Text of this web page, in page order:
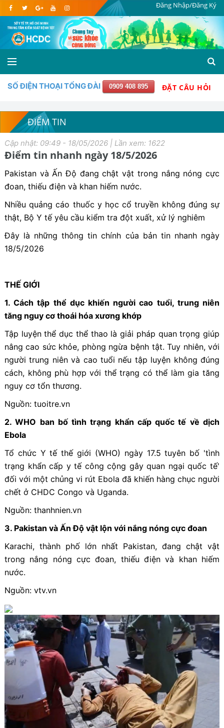
Đăng Nhập/Đăng Ký
SỐ ĐIỆN THOẠI TỔNG ĐÀI 0909 408 895 ĐẶT CÂU HỎI
ĐIỂM TIN
Cập nhật: 09:49 - 18/05/2026 | Lần xem: 1622
Điểm tin nhanh ngày 18/5/2026
Pakistan và Ấn Độ đang chật vật trong nắng nóng cực
đoan, thiếu điện và khan hiếm nước.
Nhiều quảng cáo thuốc y học cổ truyền không đúng sự
thật, Bộ Y tế yêu cầu kiểm tra đột xuất, xử lý nghiêm
Đây là những thông tin chính của bản tin nhanh ngày
18/5/2026
THẾ GIỚI
1. Cách tập thể dục khiến người cao tuổi, trung niên
tăng nguy cơ thoái hóa xương khớp
Tập luyện thể dục thể thao là giải pháp quan trọng giúp
nâng cao sức khỏe, phòng ngừa bệnh tật. Tuy nhiên, với
người trung niên và cao tuổi nếu tập luyện không đúng
cách, không phù hợp với thể trạng có thể làm gia tăng
nguy cơ tổn thương.
Nguồn: tuoitre.vn
2. WHO ban bố tình trạng khẩn cấp quốc tế về dịch
Ebola
Tổ chức Y tế thế giới (WHO) ngày 17.5 tuyên bố 'tình
trạng khẩn cấp y tế công cộng gây quan ngại quốc tế'
đối với một chủng vi rút Ebola đã khiến hàng chục người
chết ở CHDC Congo và Uganda.
Nguồn: thanhnien.vn
3. Pakistan và Ấn Độ vật lộn với nắng nóng cực đoan
Karachi, thành phố lớn nhất Pakistan, đang chật vật
trong nắng nóng cực đoan, thiếu điện và khan hiếm
nước.
Nguồn: vtv.vn